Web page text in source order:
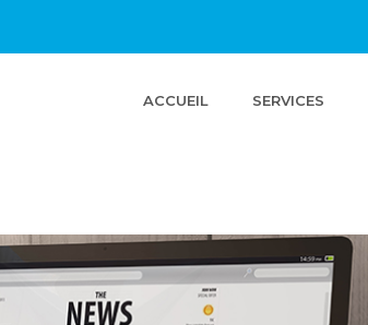
ACCUEIL(CURRENT)SERVICES